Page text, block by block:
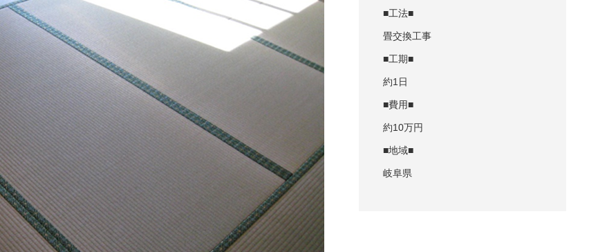
■工法■
畳交換工事
■工期■
約1日
■費用■
約10万円
■地域■
岐阜県